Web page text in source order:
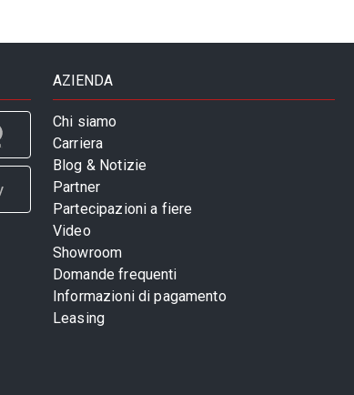
AZIENDA
Chi siamo
Carriera
Blog & Notizie
Partner
Partecipazioni a fiere
Video
Showroom
Domande frequenti
Informazioni di pagamento
Leasing